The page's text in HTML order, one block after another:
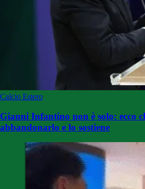
Calcio Estero
Gianni Infantino non è solo: ecco
abbandonarlo e lo sostiene